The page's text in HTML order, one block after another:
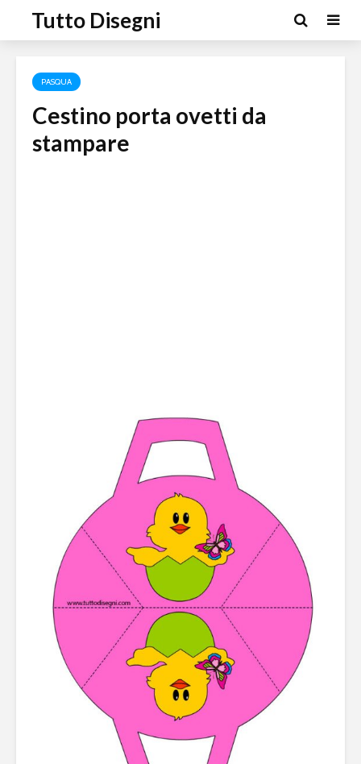
Tutto Disegni
PASQUA
Cestino porta ovetti da
stampare